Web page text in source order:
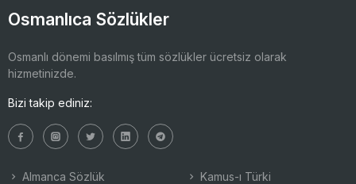
Osmanlıca Sözlükler
Osmanlı dönemi basılmış tüm sözlükler ücretsiz olarak
hizmetinizde.
Bizi takip ediniz:
Almanca Sözlük Kamus-ı Türki